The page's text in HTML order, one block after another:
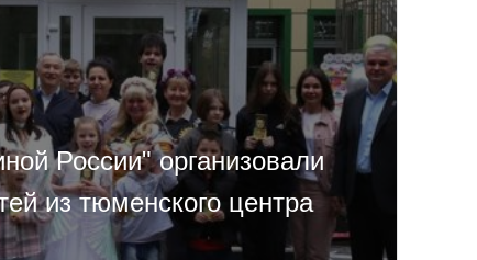
России" организовали
из тюменского центра